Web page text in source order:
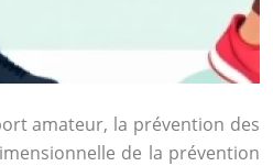
amateur, la prévention des
de la prévention